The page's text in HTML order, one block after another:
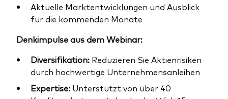
Vanguard Modellportfolios
Aktuelle Marktentwicklungen und Ausblick
für die kommenden Monate
Denkimpulse aus dem Webinar:
Diversifikation: Reduzieren Sie Aktienrisiken
durch hochwertige Unternehmensanleihen
Expertise: Unterstützt von über 40